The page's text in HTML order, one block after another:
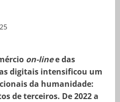
on-linee das
digitais intensificou um
da humanidade:
de terceiros. De 2022 a